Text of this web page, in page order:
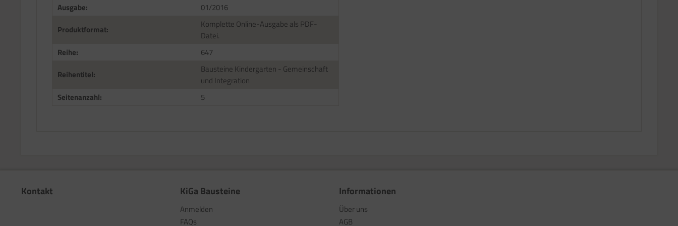
Ausgabe:
01/2016
Produktformat:
Komplette Online-Ausgabe als PDF-
Datei.
Reihe:
647
Reihentitel:
Bausteine Kindergarten - Gemeinschaft
und Integration
Seitenanzahl:
5
Kontakt KiGa Bausteine
Anmelden
FAQs
Informationen
Über uns
AGB